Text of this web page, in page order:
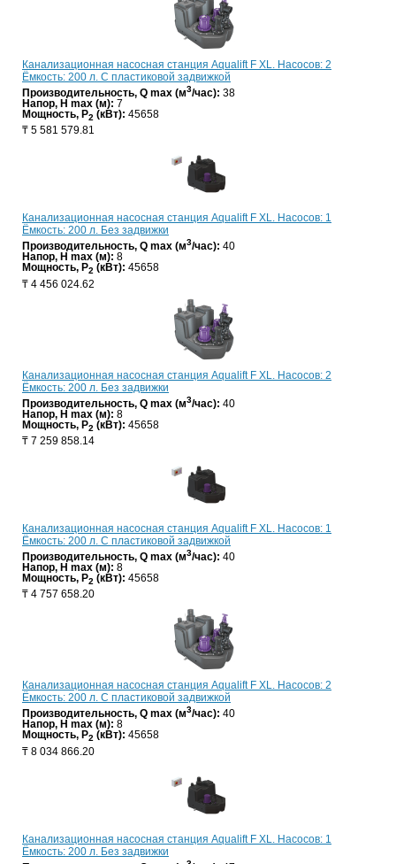
Канализационная насосная станция Aqualift F XL. Насосов: 2
Ёмкость: 200 л. С пластиковой задвижкой
Производительность, Q max (м3/час): 38
Напор, H max (м): 7
Мощность, P2 (кВт): 45658
₸ 5 581 579.81
Канализационная насосная станция Aqualift F XL. Насосов: 1
Ёмкость: 200 л. Без задвижки
Производительность, Q max (м3/час): 40
Напор, H max (м): 8
Мощность, P2 (кВт): 45658
₸ 4 456 024.62
Канализационная насосная станция Aqualift F XL. Насосов: 2
Ёмкость: 200 л. Без задвижки
Производительность, Q max (м3/час): 40
Напор, H max (м): 8
Мощность, P2 (кВт): 45658
₸ 7 259 858.14
Канализационная насосная станция Aqualift F XL. Насосов: 1
Ёмкость: 200 л. С пластиковой задвижкой
Производительность, Q max (м3/час): 40
Напор, H max (м): 8
Мощность, P2 (кВт): 45658
₸ 4 757 658.20
Канализационная насосная станция Aqualift F XL. Насосов: 2
Ёмкость: 200 л. С пластиковой задвижкой
Производительность, Q max (м3/час): 40
Напор, H max (м): 8
Мощность, P2 (кВт): 45658
₸ 8 034 866.20
Канализационная насосная станция Aqualift F XL. Насосов: 1
Ёмкость: 200 л. Без задвижки